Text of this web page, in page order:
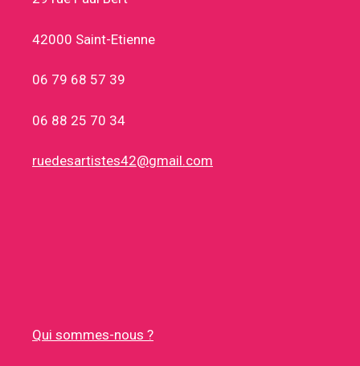
42000 Saint-Etienne
06 79 68 57 39
06 88 25 70 34
ruedesartistes42@gmail.com
Qui sommes-nous ?